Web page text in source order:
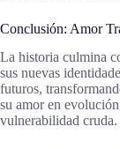
Conclusión: Amor
La historia culmina
sus nuevas
futuros,
su amor en
vulnerabilidad cruda.